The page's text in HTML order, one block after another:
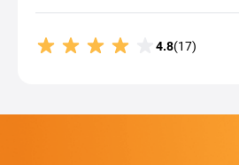
4.8(17)